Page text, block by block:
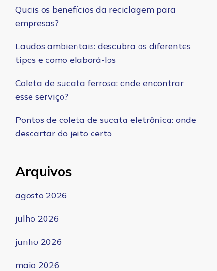
Quais os benefícios da reciclagem para
empresas?
Laudos ambientais: descubra os diferentes
tipos e como elaborá-los
Coleta de sucata ferrosa: onde encontrar
esse serviço?
Pontos de coleta de sucata eletrônica: onde
descartar do jeito certo
Arquivos
agosto 2026
julho 2026
junho 2026
maio 2026